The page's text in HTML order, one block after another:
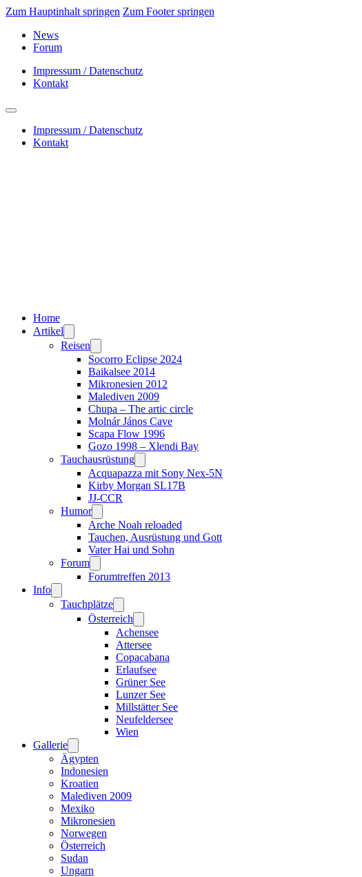
Zum Hauptinhalt springen Zum Footer springen
News
Forum
Impressum / Datenschutz
Kontakt
Impressum / Datenschutz
Kontakt
Home
Artikel
Reisen
Socorro Eclipse 2024
Baikalsee 2014
Mikronesien 2012
Malediven 2009
Chupa – The artic circle
Molnár János Cave
Scapa Flow 1996
Gozo 1998 – Xlendi Bay
Tauchausrüstung
Acquapazza mit Sony Nex-5N
Kirby Morgan SL17B
JJ-CCR
Humor
Arche Noah reloaded
Tauchen, Ausrüstung und Gott
Vater Hai und Sohn
Forum
Forumtreffen 2013
Info
Tauchplätze
Österreich
Achensee
Attersee
Copacabana
Erlaufsee
Grüner See
Lunzer See
Millstätter See
Neufeldersee
Wien
Gallerie
Ägypten
Indonesien
Kroatien
Malediven 2009
Mexiko
Mikronesien
Norwegen
Österreich
Sudan
Ungarn